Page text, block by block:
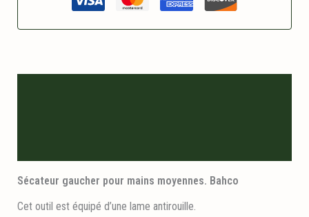
Sécateur gaucher pour mains moyennes. Bahco
Cet outil est équipé d’une lame antirouille.